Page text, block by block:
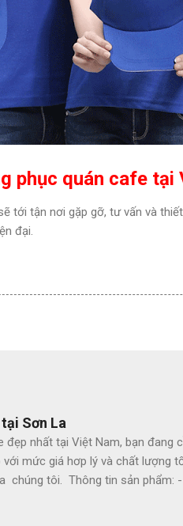
phục quán cafe tại
tới tận nơi gặp gỡ, tư vấn và
đại.
Sơn La
đẹp nhất tại Việt Nam, bạn đang
với mức giá hơp lý và chất lượng
chúng tôi. Thông tin sản phẩm: -
may đo, theo size - Dáng rộng